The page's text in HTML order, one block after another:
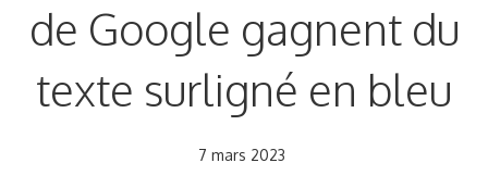
de Google gagnent du
texte surligné en bleu
7 mars 2023